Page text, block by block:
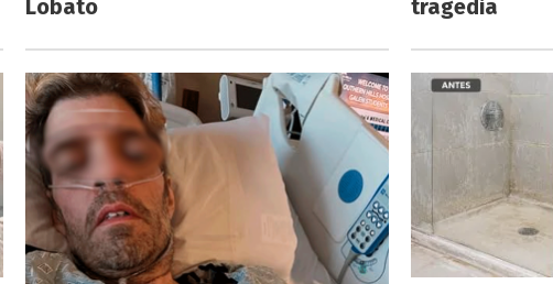
Lobato
tragedia